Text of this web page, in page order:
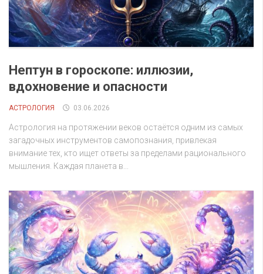
Нептун в гороскопе: иллюзии,
вдохновение и опасности
АСТРОЛОГИЯ 03.06.2026
Астрология на протяжении веков остаётся одним из самых
загадочных инструментов самопознания, привлекая
внимание тех, кто ищет ответы за пределами рационального
мышления. Каждая планета в...